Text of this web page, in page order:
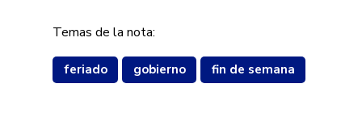
Temas de la nota:
feriado gobierno fin de semana